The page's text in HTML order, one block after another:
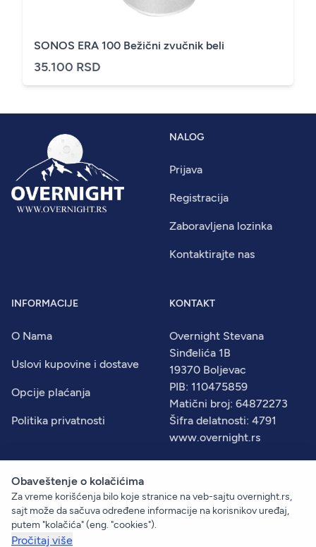
SONOS ERA 100 Bežični zvučnik beli
35.100 RSD
NALOG
Prijava
Registracija
Zaboravljena lozinka
Kontaktirajte nas
INFORMACIJE
O Nama
Uslovi kupovine i dostave
Opcije plaćanja
Politika privatnosti
KONTAKT
Overnight Stevana
Sinđelića 1B
19370 Boljevac
PIB: 110475859
Matični broj: 64872273
Šifra delatnosti: 4791
www.overnight.rs
© 2026Overnight. Sva prava zadržana.
Created by:Dejan Vukelić
Obaveštenje o kolačićima
Za vreme korišćenja bilo koje stranice na veb-sajtu overnight.rs,
sajt može da sačuva određene informacije na korisnikov uređaj,
putem "kolačića" (eng. "cookies").
Pročitaj više